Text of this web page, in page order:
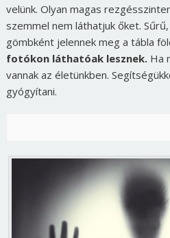
velünk. Olyan magas
szemmel nem láthatjuk őket.
gömbként jelennek meg a tábla
fotókon láthatóak lesznek.Ha
vannak az életünkben.
gyógyítani.